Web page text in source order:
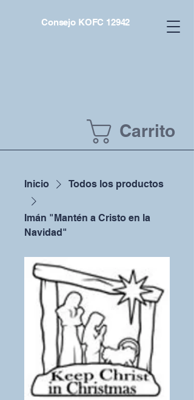
Consejo KOFC 12942
Carrito
Inicio Todos los productos
Imán "Mantén a Cristo en la
Navidad"